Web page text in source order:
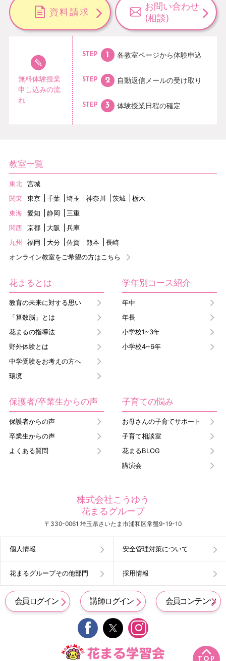
資料請求
お問い合わせ
(相談)
無料体験授業
申し込みの流
れ
STEP 各教室ページから体験申込
STEP 自動返信メールの受け取り
STEP 体験授業日程の確定
TOP
教室一覧
東北
宮城
関東
東京 千葉 埼玉 神奈川 茨城
栃木
東海
愛知 静岡
三重
関西
京都 大阪
兵庫
九州
福岡 大分 佐賀 熊本
長崎
オンライン教室をご希望の方はこちら
花まるとは
教育の未来に対する思い
「算数脳」とは
花まるの指導法
野外体験とは
中学受験をお考えの方へ
環境
学年別コース紹介
年中
年長
小学校1~3年
小学校4~6年
保護者/卒業生からの声
保護者からの声
卒業生からの声
よくある質問
子育ての悩み
お母さんの子育てサポート
子育て相談室
花まるBLOG
講演会
株式会社こうゆう
花まるグループ
〒330-0061 埼玉県さいたま市浦和区常盤9-19-10
個人情報 安全管理対策について
花まるグループその他部門 採用情報
会員ログイン 講師ログイン 会員コンテンツ
 